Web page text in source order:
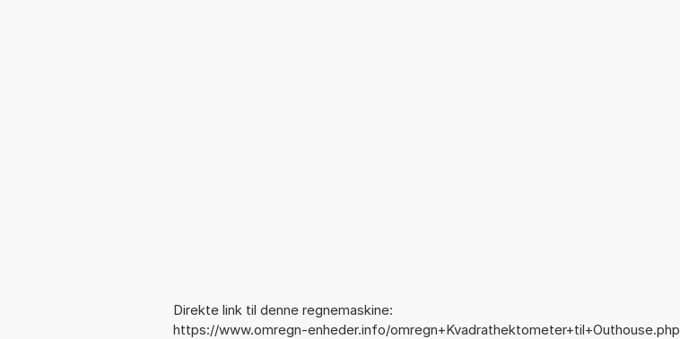
Direkte link til denne regnemaskine:
https://www.omregn-enheder.info/omregn+Kvadrathektometer+til+Outhouse.php